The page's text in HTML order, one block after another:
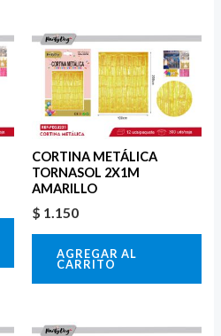
CORTINA METÁLICA
TORNASOL 2X1M
AMARILLO
$ 1.150
AGREGAR AL
CARRITO